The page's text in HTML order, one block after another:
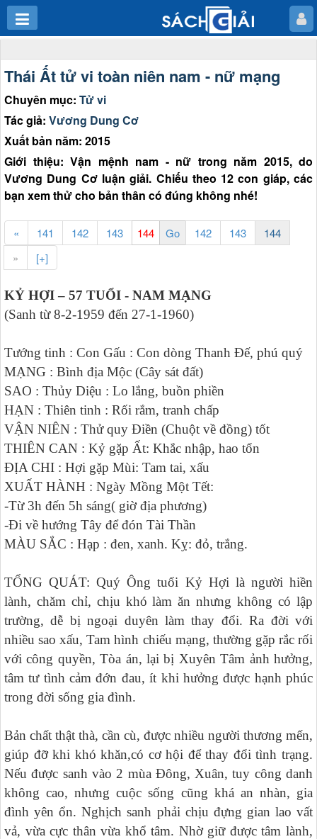
Thái Ất tử vi toàn niên nam - nữ mạng
Chuyên mục: Tử vi
Tác giả: Vương Dung Cơ
Xuất bản năm: 2015
Giới thiệu: Vận mệnh nam - nữ trong năm 2015, do
Vương Dung Cơ luận giải. Chiếu theo 12 con giáp, các
bạn xem thử cho bản thân có đúng không nhé!
« 141 142 143 142 143
144
»
[+]
KỶ HỢI – 57 TUỔI - NAM MẠNG
(Sanh từ 8-2-1959 đến 27-1-1960)
Tướng tinh : Con Gấu : Con dòng Thanh Đế, phú quý
MẠNG : Bình địa Mộc (Cây sát đất)
SAO : Thủy Diệu : Lo lắng, buồn phiền
HẠN : Thiên tinh : Rối rắm, tranh chấp
VẬN NIÊN : Thử quy Điền (Chuột về đồng) tốt
THIÊN CAN : Kỷ gặp Ất: Khắc nhập, hao tổn
ĐỊA CHI : Hợi gặp Mùi: Tam tai, xấu
XUẤT HÀNH : Ngày Mồng Một Tết:
-Từ 3h đến 5h sáng( giờ địa phương)
-Đi về hướng Tây để đón Tài Thần
MÀU SẮC : Hạp : đen, xanh. Kỵ: đỏ, trắng.
TỔNG QUÁT: Quý Ông tuổi Kỷ Hợi là người hiền
lành, chăm chỉ, chịu khó làm ăn nhưng không có lập
trường, dễ bị ngoại duyên làm thay đổi. Ra đời với
nhiều sao xấu, Tam hình chiếu mạng, thường gặp rắc rối
với công quyền, Tòa án, lại bị Xuyên Tâm ảnh hưởng,
tâm tư tình cảm đớn đau, ít khi hưởng được hạnh phúc
trong đời sống gia đình.
Bản chất thật thà, cần cù, được nhiều người thương mến,
giúp đỡ khi khó khăn,có cơ hội để thay đổi tình trạng.
Nếu được sanh vào 2 mùa Đông, Xuân, tuy công danh
không cao, nhưng cuộc sống cũng khá an nhàn, gia
đình yên ổn. Nghịch sanh phải chịu đựng gian lao vất
vả, vừa cực thân vừa khổ tâm. Nhờ giữ được tâm lành,